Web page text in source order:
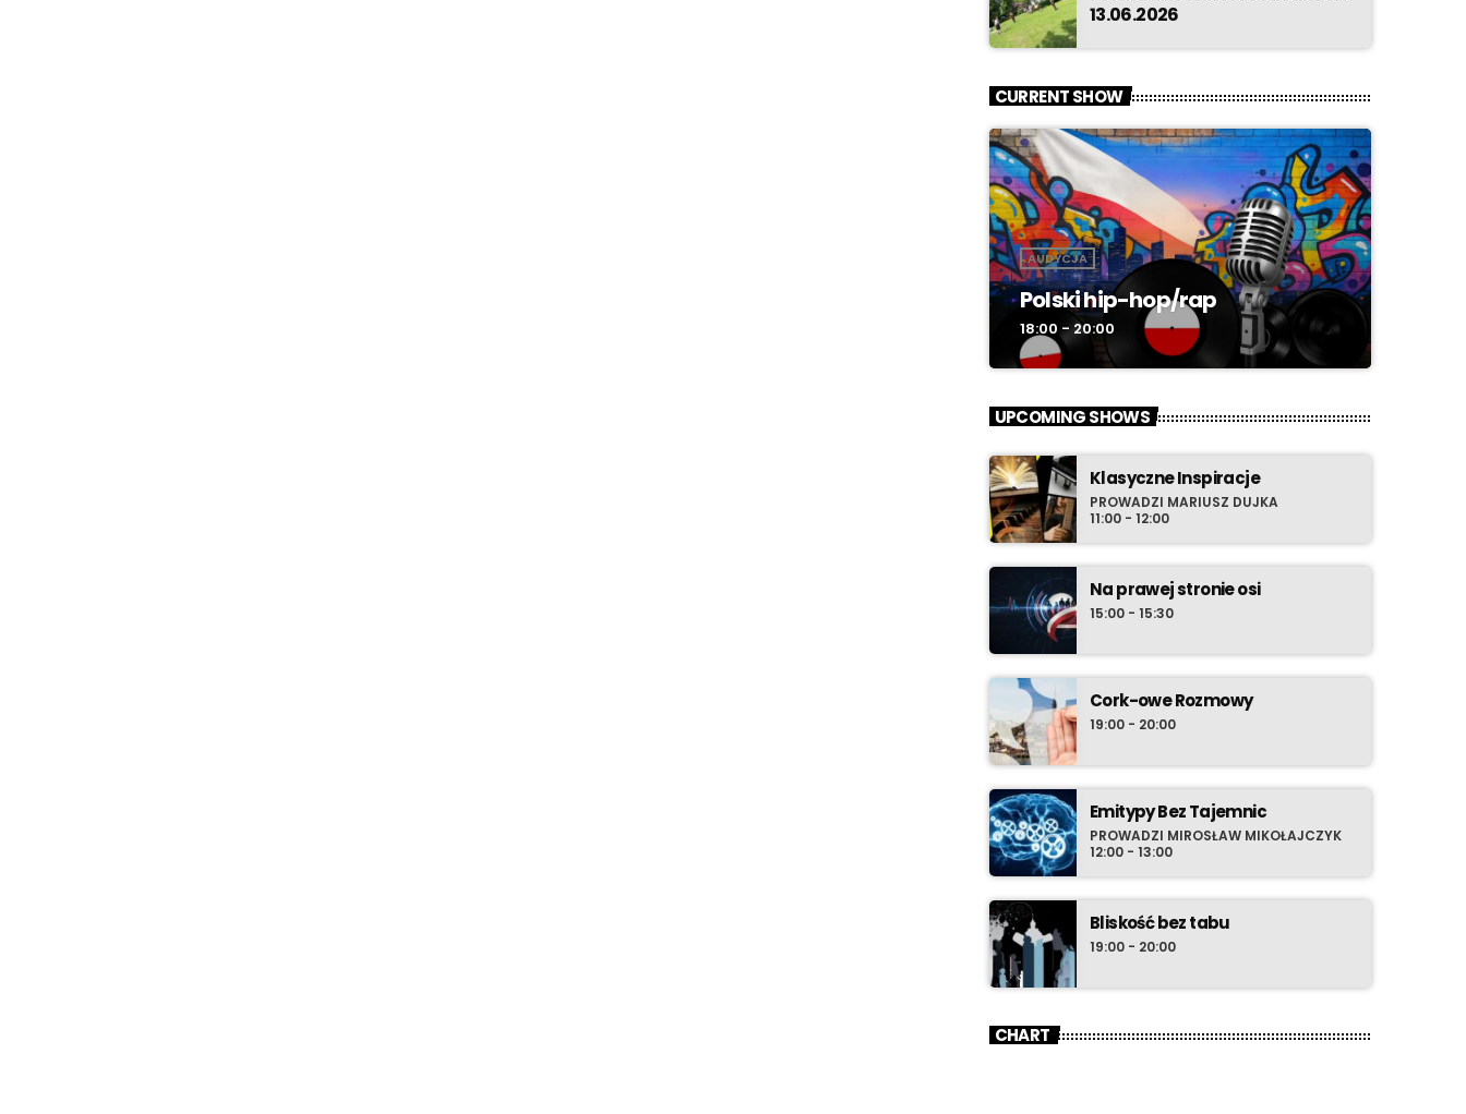
13.06.2026
CURRENT SHOW
AUDYCJA
Polski hip-hop/rap
18:00 - 20:00
UPCOMING SHOWS
Klasyczne Inspiracje
PROWADZI MARIUSZ DUJKA
11:00 - 12:00
Na prawej stronie osi
15:00 - 15:30
Cork-owe Rozmowy
19:00 - 20:00
Emitypy Bez Tajemnic
PROWADZI MIROSŁAW MIKOŁAJCZYK
12:00 - 13:00
Bliskość bez tabu
19:00 - 20:00
CHART